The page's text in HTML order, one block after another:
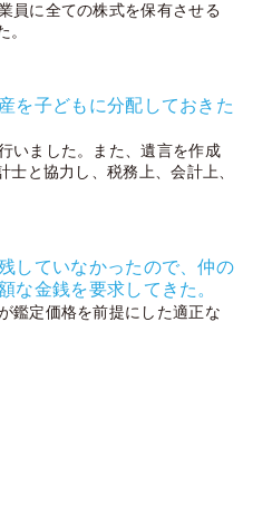
員に全ての株式を保有させる
を子どもに分配しておきた
いました。また、遺言を作成
と協力し、税務上、会計上、
していなかったので、仲の
な金銭を要求してきた。
鑑定価格を前提にした適正な